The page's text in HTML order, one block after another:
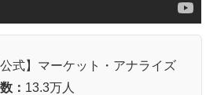
公式】マーケット・アナライズ
： 13.3万人